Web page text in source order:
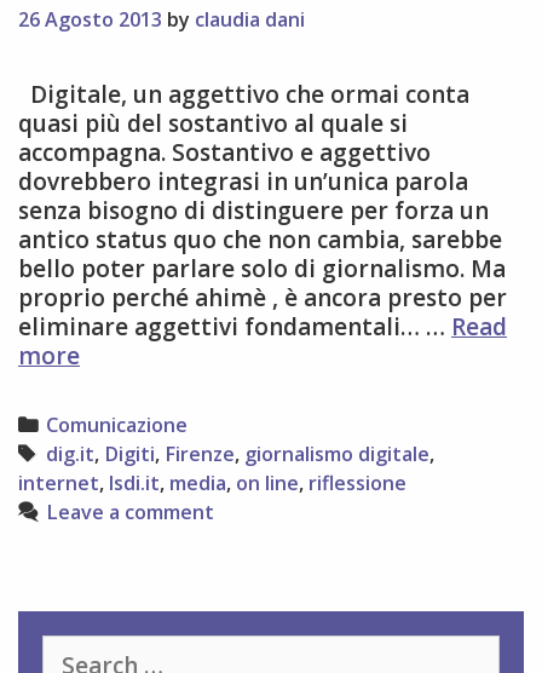
26 Agosto 2013 by claudia dani
Digitale, un aggettivo che ormai conta
quasi più del sostantivo al quale si
accompagna. Sostantivo e aggettivo
dovrebbero integrasi in un’unica parola
senza bisogno di distinguere per forza un
antico status quo che non cambia, sarebbe
bello poter parlare solo di giornalismo. Ma
proprio perché ahimè , è ancora presto per
eliminare aggettivi fondamentali… … Read
moreGiornalismo
–
Dig.it2013:
il
16
e
un
appuntamento
Categories
Comunicazione
Tags
dig.it, Digiti, Firenze, giornalismo digitale,
internet, lsdi.it, media, on line, riflessione
Leave a comment